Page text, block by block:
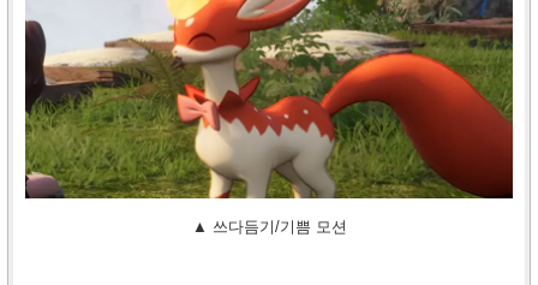
▲ 쓰다듬기/기쁨 모션